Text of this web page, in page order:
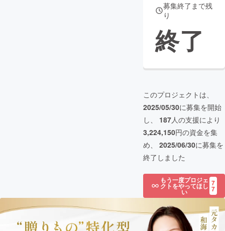
募集終了まで残
り
終了
このプロジェクトは、
2025/05/30に募集を開始
し、 187人の支援により
3,224,150円の資金を集
め、 2025/06/30に募集を
終了しました
もう一度プロジェ
クトをやってほし
い
7
7